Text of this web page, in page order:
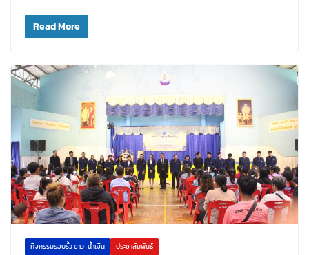
Read More
กิจกรรมรอบรั้ว ขาว-น้ำเงิน ประชาสัมพันธ์